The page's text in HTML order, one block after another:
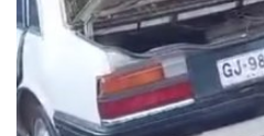
Tribunales
Deporte